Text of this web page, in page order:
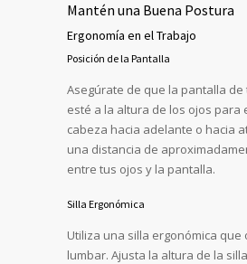
Mantén una Buena Postura
Ergonomía en el Trabajo
Posición de la Pantalla
Asegúrate de que la pantalla
esté a la altura de los ojos para
cabeza hacia adelante o hacia
una distancia de
entre tus ojos y la pantalla.
Silla Ergonómica
Utiliza una silla ergonómica
lumbar. Ajusta la altura de la